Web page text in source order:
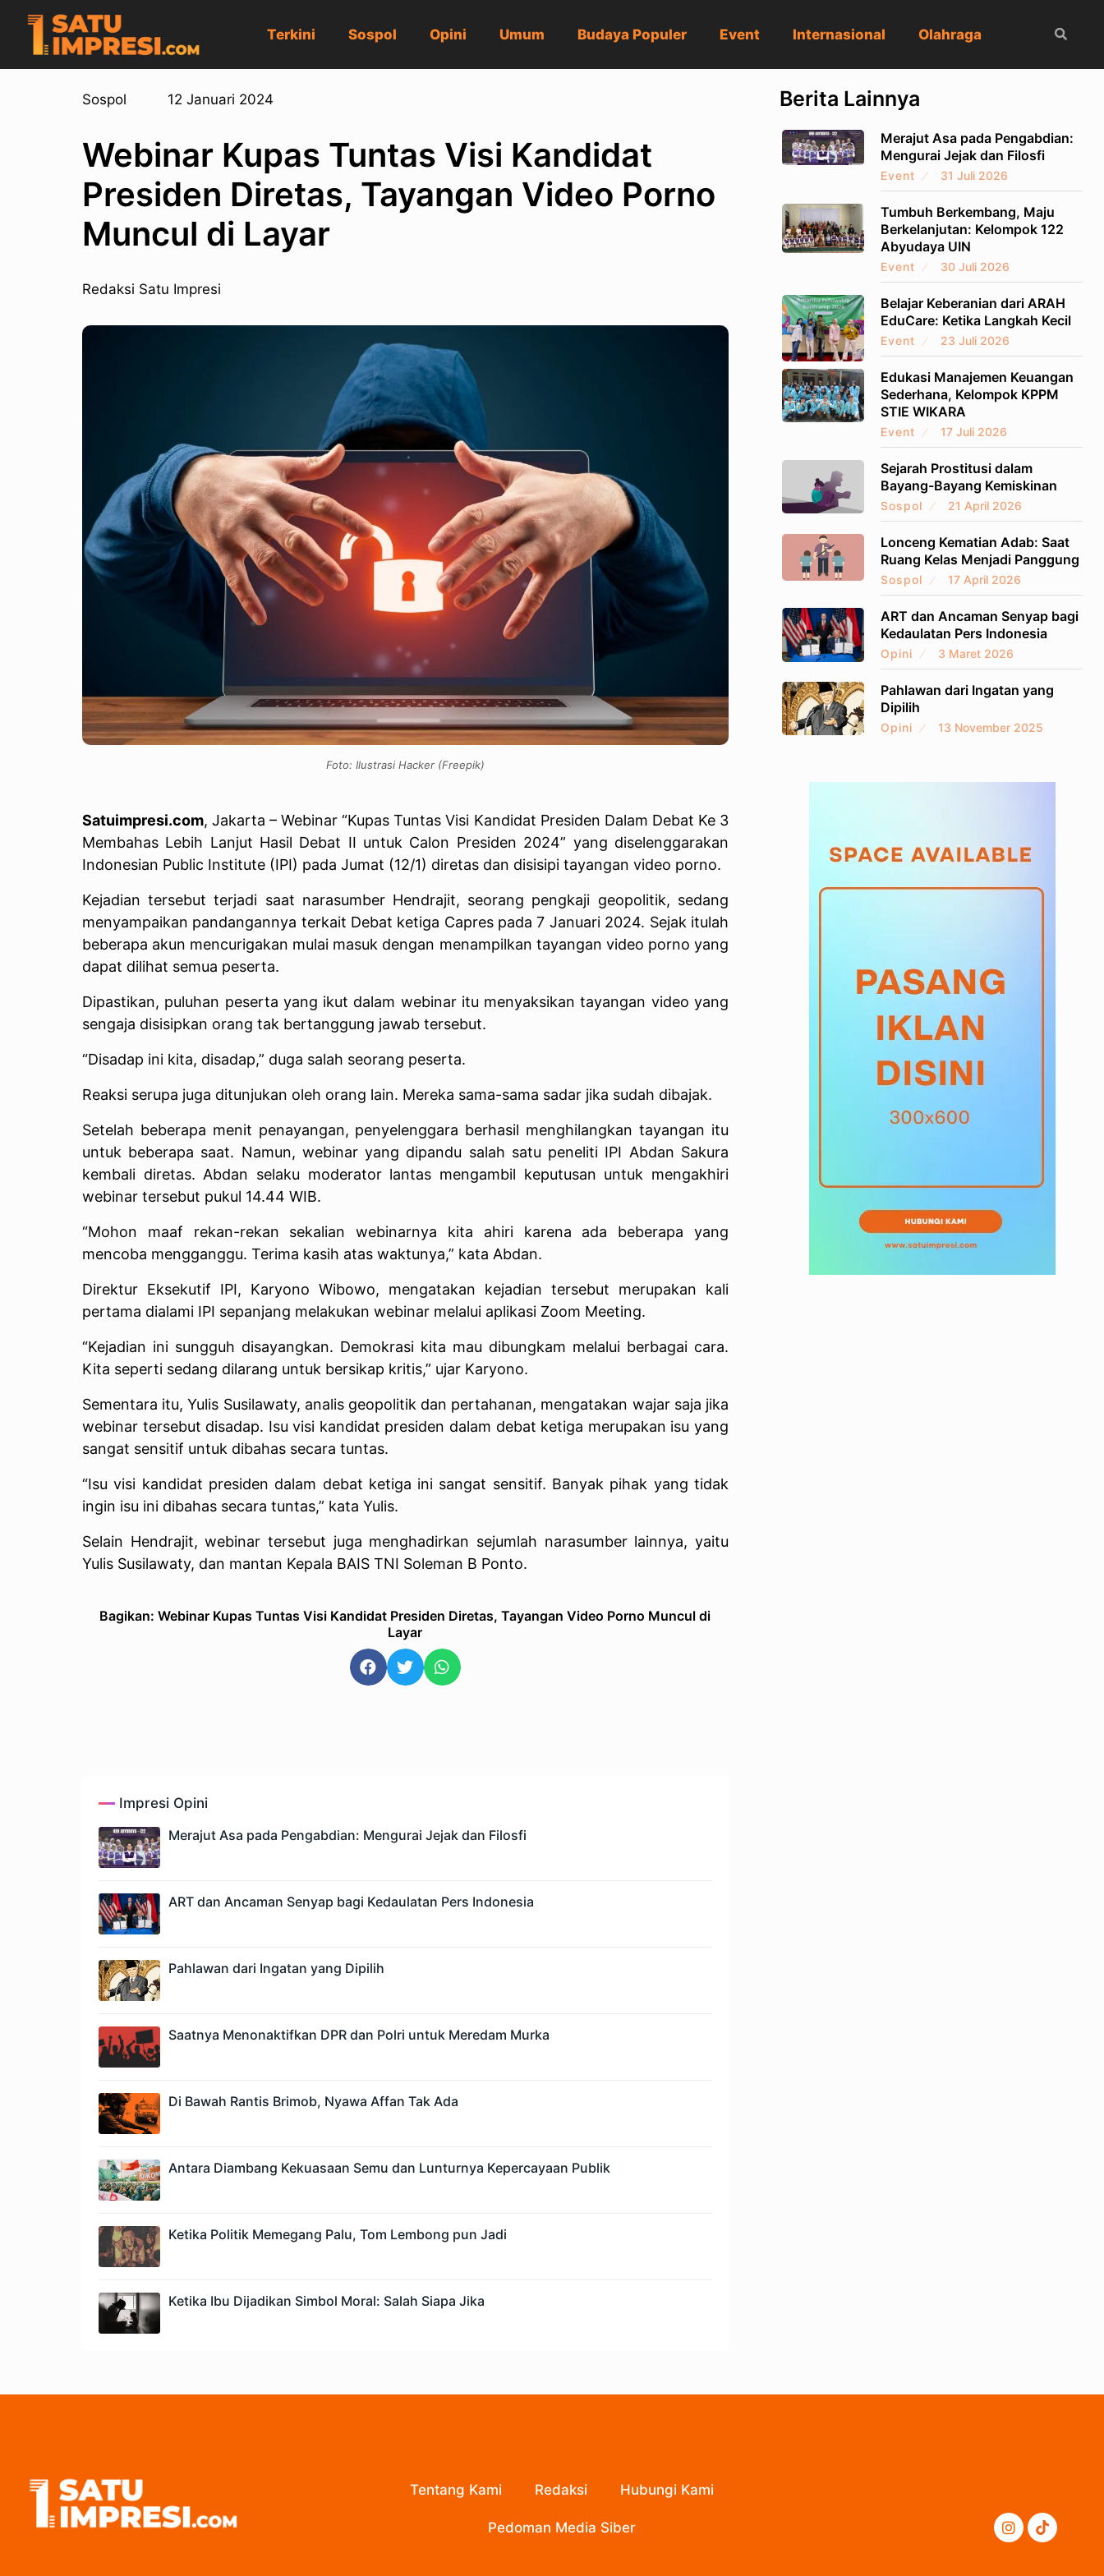
Terkini Sospol Opini Umum Budaya Populer Event Internasional Olahraga
Sospol 12 Januari 2024
Webinar Kupas Tuntas Visi Kandidat
Presiden Diretas, Tayangan Video Porno
Muncul di Layar
Redaksi Satu Impresi
Foto: Ilustrasi Hacker (Freepik)
Satuimpresi.com, Jakarta – Webinar “Kupas Tuntas Visi Kandidat Presiden Dalam Debat Ke 3
Membahas Lebih Lanjut Hasil Debat II untuk Calon Presiden 2024” yang diselenggarakan
Indonesian Public Institute (IPI) pada Jumat (12/1) diretas dan disisipi tayangan video porno.
Kejadian tersebut terjadi saat narasumber Hendrajit, seorang pengkaji geopolitik, sedang
menyampaikan pandangannya terkait Debat ketiga Capres pada 7 Januari 2024. Sejak itulah
beberapa akun mencurigakan mulai masuk dengan menampilkan tayangan video porno yang
dapat dilihat semua peserta.
Dipastikan, puluhan peserta yang ikut dalam webinar itu menyaksikan tayangan video yang
sengaja disisipkan orang tak bertanggung jawab tersebut.
“Disadap ini kita, disadap,” duga salah seorang peserta.
Reaksi serupa juga ditunjukan oleh orang lain. Mereka sama-sama sadar jika sudah dibajak.
Setelah beberapa menit penayangan, penyelenggara berhasil menghilangkan tayangan itu
untuk beberapa saat. Namun, webinar yang dipandu salah satu peneliti IPI Abdan Sakura
kembali diretas. Abdan selaku moderator lantas mengambil keputusan untuk mengakhiri
webinar tersebut pukul 14.44 WIB.
“Mohon maaf rekan-rekan sekalian webinarnya kita ahiri karena ada beberapa yang
mencoba mengganggu. Terima kasih atas waktunya,” kata Abdan.
Direktur Eksekutif IPI, Karyono Wibowo, mengatakan kejadian tersebut merupakan kali
pertama dialami IPI sepanjang melakukan webinar melalui aplikasi Zoom Meeting.
“Kejadian ini sungguh disayangkan. Demokrasi kita mau dibungkam melalui berbagai cara.
Kita seperti sedang dilarang untuk bersikap kritis,” ujar Karyono.
Sementara itu, Yulis Susilawaty, analis geopolitik dan pertahanan, mengatakan wajar saja jika
webinar tersebut disadap. Isu visi kandidat presiden dalam debat ketiga merupakan isu yang
sangat sensitif untuk dibahas secara tuntas.
“Isu visi kandidat presiden dalam debat ketiga ini sangat sensitif. Banyak pihak yang tidak
ingin isu ini dibahas secara tuntas,” kata Yulis.
Selain Hendrajit, webinar tersebut juga menghadirkan sejumlah narasumber lainnya, yaitu
Yulis Susilawaty, dan mantan Kepala BAIS TNI Soleman B Ponto.
Bagikan: Webinar Kupas Tuntas Visi Kandidat Presiden Diretas, Tayangan Video Porno Muncul di
Layar
Impresi Opini
Merajut Asa pada Pengabdian: Mengurai Jejak dan Filosfi
ART dan Ancaman Senyap bagi Kedaulatan Pers Indonesia
Pahlawan dari Ingatan yang Dipilih
Saatnya Menonaktifkan DPR dan Polri untuk Meredam Murka
Di Bawah Rantis Brimob, Nyawa Affan Tak Ada
Antara Diambang Kekuasaan Semu dan Lunturnya Kepercayaan Publik
Ketika Politik Memegang Palu, Tom Lembong pun Jadi
Ketika Ibu Dijadikan Simbol Moral: Salah Siapa Jika
Berita Lainnya
Merajut Asa pada Pengabdian:
Mengurai Jejak dan Filosfi
Event 31 Juli 2026
Tumbuh Berkembang, Maju
Berkelanjutan: Kelompok 122
Abyudaya UIN
Event 30 Juli 2026
Belajar Keberanian dari ARAH
EduCare: Ketika Langkah Kecil
Event 23 Juli 2026
Edukasi Manajemen Keuangan
Sederhana, Kelompok KPPM
STIE WIKARA
Event 17 Juli 2026
Sejarah Prostitusi dalam
Bayang-Bayang Kemiskinan
Sospol 21 April 2026
Lonceng Kematian Adab: Saat
Ruang Kelas Menjadi Panggung
Sospol 17 April 2026
ART dan Ancaman Senyap bagi
Kedaulatan Pers Indonesia
Opini 3 Maret 2026
Pahlawan dari Ingatan yang
Dipilih
Opini 13 November 2025
Tentang Kami Redaksi Hubungi Kami
Pedoman Media Siber